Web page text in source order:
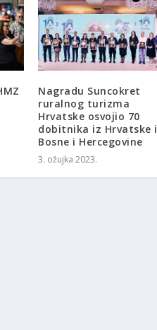
Nagradu Suncokret
ruralnog turizma
Hrvatske osvojio 70
dobitnika iz Hrvatske i
Bosne i Hercegovine
3. ožujka 2023.